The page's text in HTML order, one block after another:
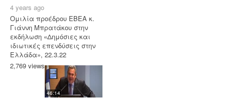
4 years ago
Ομιλία προέδρου ΕΒΕΑ κ.
Γιάννη Μπρατάκου στην
εκδήλωση «Δημόσιες και
ιδιωτικές επενδύσεις στην
Ελλάδα», 22.3.22
2,769 views
46:14